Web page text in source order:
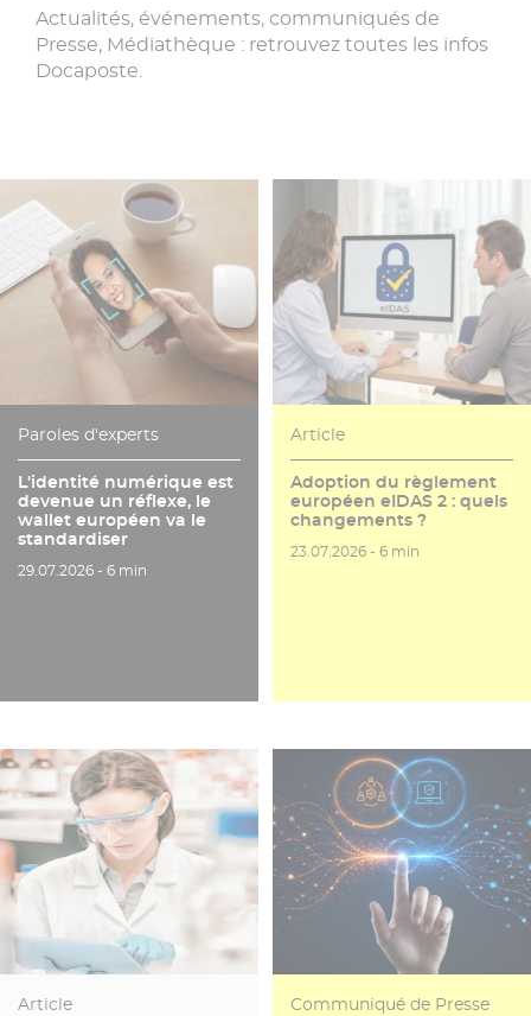
Actualités, événements, communiqués de
Presse, Médiathèque : retrouvez toutes les infos
Docaposte.
Paroles d'experts
L'identité numérique est
devenue un réflexe, le
wallet européen va le
standardiser
Date de publication
29.07.2026 - Temps de lecture
6 min
Article
Adoption du règlement
européen eIDAS 2 : quels
changements ?
Date de publication
23.07.2026 -Temps de lecture
6 min
Article Communiqué de Presse